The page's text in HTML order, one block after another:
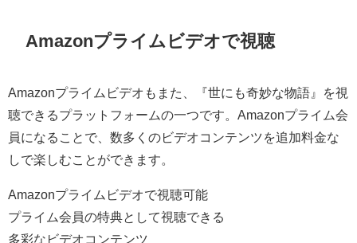
Amazonプライムビデオで視聴
Amazonプライムビデオもまた、『世にも奇妙な物語』を視
聴できるプラットフォームの一つです。Amazonプライム会
員になることで、数多くのビデオコンテンツを追加料金な
しで楽しむことができます。
Amazonプライムビデオで視聴可能
プライム会員の特典として視聴できる
多彩なビデオコンテンツ